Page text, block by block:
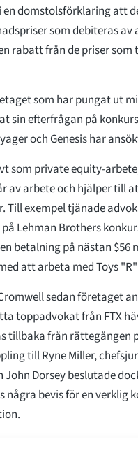
en domstolsförklaring att
som debiteras
rabatt från de priser
som har pungat ut
sin efterfrågan på
och Genesis har
som private equity-
av arbete och hjälper till
Till exempel tjänade
Lehman Brothers
betalning på nästan $56
att arbeta med Toys
sedan företaget
toppadvokat från FTX
tillbaka från rättegången
till Ryne Miller,
Dorsey beslutade
några bevis för en verklig